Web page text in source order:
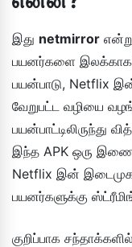
இது netmirror
பயனர்களை
பயன்பாடு, Netflix
வேறுபட்ட வழியை
பயன்பாட்டிலிருந்து
இந்த APK ஒரு
Netflix இன்
பயனர்களுக்கு
குறிப்பாக